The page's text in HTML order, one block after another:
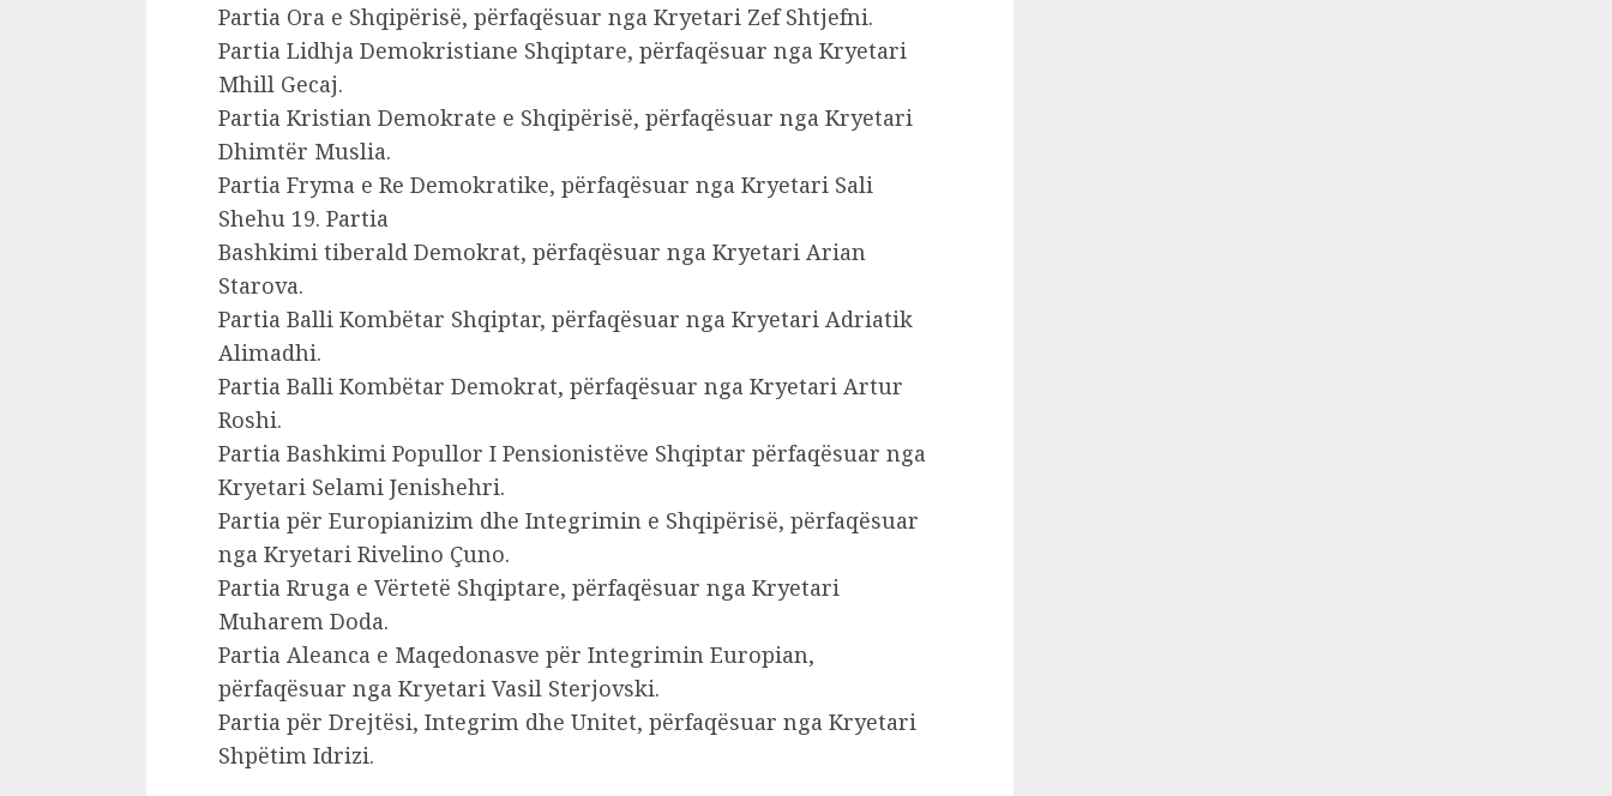
Partia Ora e Shqipërisë, përfaqësuar nga Kryetari Zef Shtjefni.
Partia Lidhja Demokristiane Shqiptare, përfaqësuar nga Kryetari
Mhill Gecaj.
Partia Kristian Demokrate e Shqipërisë, përfaqësuar nga Kryetari
Dhimtër Muslia.
Partia Fryma e Re Demokratike, përfaqësuar nga Kryetari Sali
Shehu 19. Partia
Bashkimi tiberald Demokrat, përfaqësuar nga Kryetari Arian
Starova.
Partia Balli Kombëtar Shqiptar, përfaqësuar nga Kryetari Adriatik
Alimadhi.
Partia Balli Kombëtar Demokrat, përfaqësuar nga Kryetari Artur
Roshi.
Partia Bashkimi Popullor I Pensionistëve Shqiptar përfaqësuar nga
Kryetari Selami Jenishehri.
Partia për Europianizim dhe Integrimin e Shqipërisë, përfaqësuar
nga Kryetari Rivelino Çuno.
Partia Rruga e Vërtetë Shqiptare, përfaqësuar nga Kryetari
Muharem Doda.
Partia Aleanca e Maqedonasve për Integrimin Europian,
përfaqësuar nga Kryetari Vasil Sterjovski.
Partia për Drejtësi, Integrim dhe Unitet, përfaqësuar nga Kryetari
Shpëtim Idrizi.